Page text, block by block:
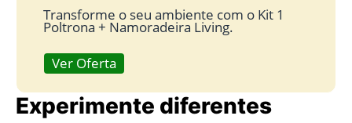
Transforme o seu ambiente com o Kit 1
Poltrona + Namoradeira Living.
Ver Oferta
Experimente diferentes